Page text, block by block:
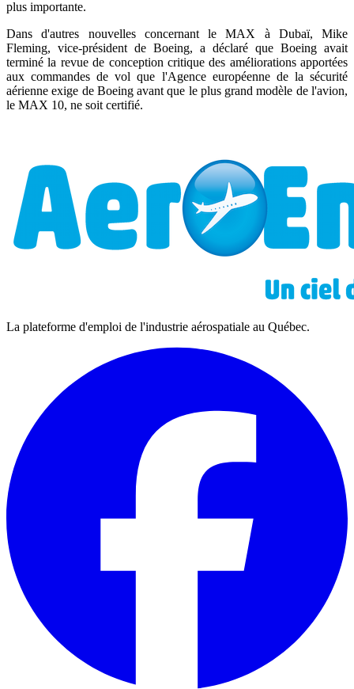
plus importante.
Dans d'autres nouvelles concernant le MAX à Dubaï, Mike
Fleming, vice-président de Boeing, a déclaré que Boeing avait
terminé la revue de conception critique des améliorations apportées
aux commandes de vol que l'Agence européenne de la sécurité
aérienne exige de Boeing avant que le plus grand modèle de l'avion,
le MAX 10, ne soit certifié.
La plateforme d'emploi de l'industrie aérospatiale au Québec.